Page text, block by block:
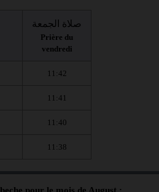
صلاة الجمعة
Prière du
vendredi
11:42
11:41
11:40
11:38